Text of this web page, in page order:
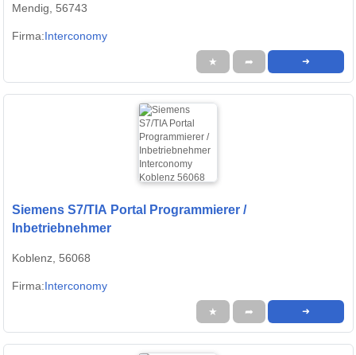
Mendig, 56743
Firma:Interconomy
★ ➦ ➜
Siemens S7/TIA Portal Programmierer /
Inbetriebnehmer
Koblenz, 56068
Firma:Interconomy
★ ➦ ➜